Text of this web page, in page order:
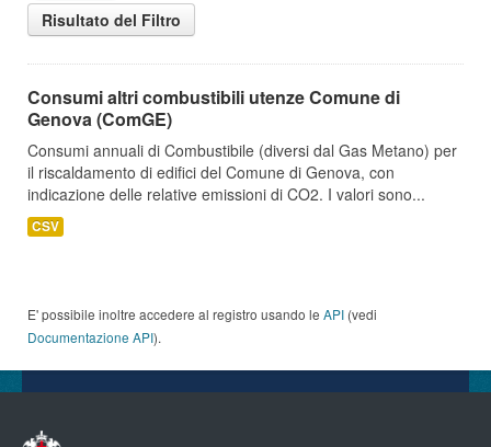
Risultato del Filtro
Consumi altri combustibili utenze Comune di
Genova (ComGE)
Consumi annuali di Combustibile (diversi dal Gas Metano) per
il riscaldamento di edifici del Comune di Genova, con
indicazione delle relative emissioni di CO2. I valori sono...
CSV
E' possibile inoltre accedere al registro usando le API (vedi
Documentazione API).